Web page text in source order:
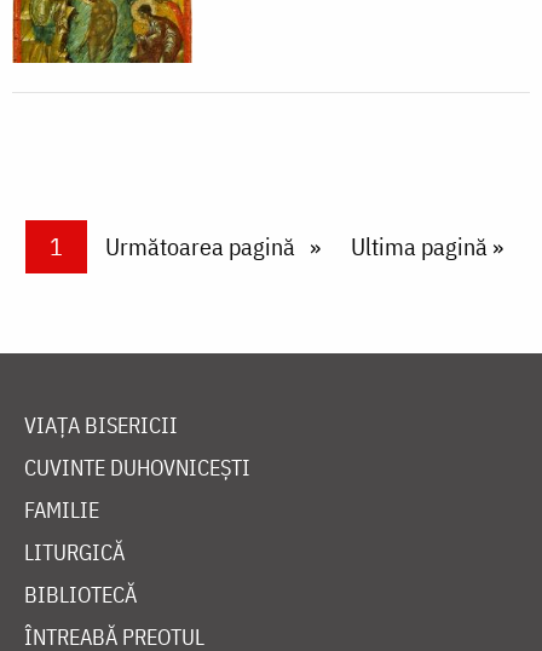
PaginareCurrent page
1 Next page
Următoarea pagină Last page
Ultima pagină »
VIAȚA BISERICII
CUVINTE DUHOVNICEȘTI
FAMILIE
LITURGICĂ
BIBLIOTECĂ
ÎNTREABĂ PREOTUL